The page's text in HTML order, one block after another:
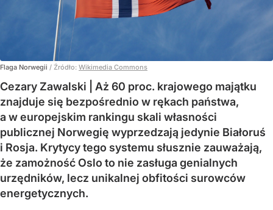
Flaga Norwegii / Źródło: Wikimedia Commons
Cezary Zawalski | Aż 60 proc. krajowego majątku
znajduje się bezpośrednio w rękach państwa,
a w europejskim rankingu skali własności
publicznej Norwegię wyprzedzają jedynie Białoruś
i Rosja. Krytycy tego systemu słusznie zauważają,
że zamożność Oslo to nie zasługa genialnych
urzędników, lecz unikalnej obfitości surowców
energetycznych.